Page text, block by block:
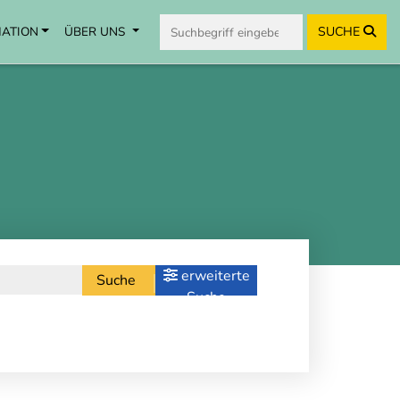
ÜBER UNS SUCHE
Suche
erweiterte
Suche